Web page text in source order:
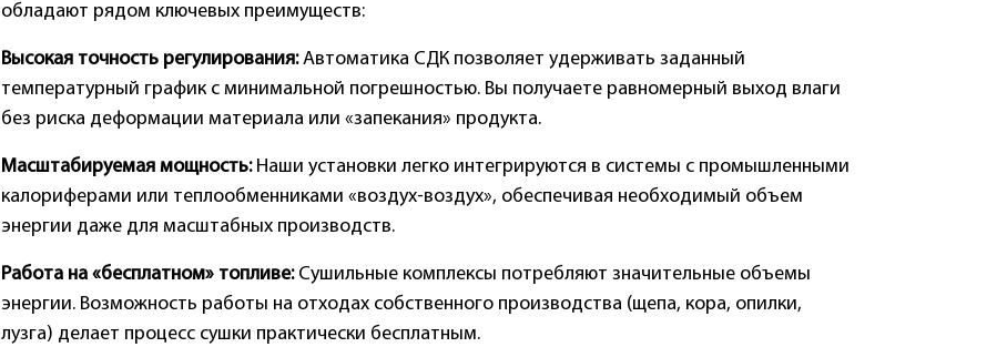
обладают рядом ключевых преимуществ:
Высокая точность регулирования:Автоматика СДК позволяет удерживать заданный
температурный график с минимальной погрешностью. Вы получаете равномерный выход влаги
без риска деформации материала или «запекания» продукта.
Масштабируемая мощность:Наши установки легко интегрируются в системы с промышленными
калориферами или теплообменниками «воздух-воздух», обеспечивая необходимый объем
энергии даже для масштабных производств.
Работа на «бесплатном» топливе:Сушильные комплексы потребляют значительные объемы
энергии. Возможность работы на отходах собственного производства (щепа, кора, опилки,
лузга) делает процесс сушки практически бесплатным.